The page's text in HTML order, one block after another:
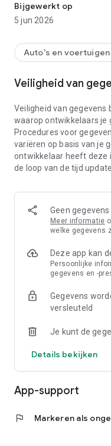
Bijgewerkt op
5 jun 2026
Auto's en voertuigen
Veiligheid van
Veiligheid van
waarop ontwikkelaars je
Procedures voor
variëren op basis van je
ontwikkelaar heeft deze
de loop van de tijd
Geen
Meer informatie
welke gegevens
Deze app kan
Persoonlijke
gegevens en -
Gegevens
versleuteld
Je kunt de
Details bekijken
App-support
flag Markeren als